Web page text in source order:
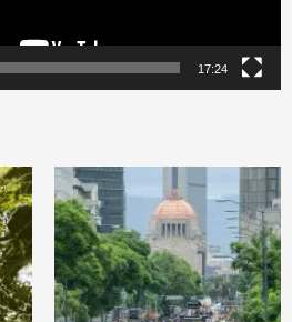
17:24